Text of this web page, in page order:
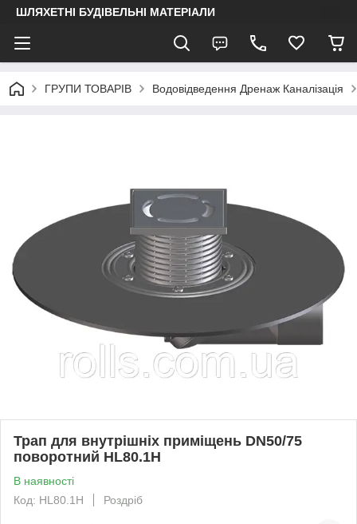
ШЛЯХЕТНІ БУДІВЕЛЬНІ МАТЕРІАЛИ
ГРУПИ ТОВАРІВ Водовідведення Дренаж Каналізація
Трап для внутрішніх приміщень DN50/75
поворотний HL80.1H
В наявності
Код: HL80.1H
Роздріб